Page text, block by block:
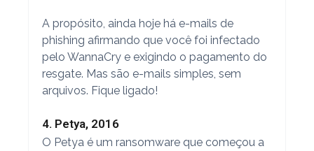
A propósito, ainda hoje há e-mails de
phishing afirmando que você foi infectado
pelo WannaCry e exigindo o pagamento do
resgate. Mas são e-mails simples, sem
arquivos. Fique ligado!
4. Petya, 2016
O Petya é um ransomware que começou a